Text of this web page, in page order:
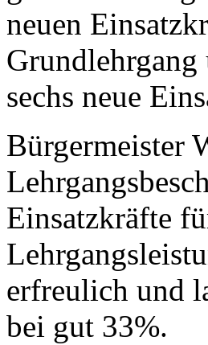
neuen
Grundlehrgang
sechs neue
Bürgermeister
Einsatzkräfte
erfreulich und
bei gut 33%.